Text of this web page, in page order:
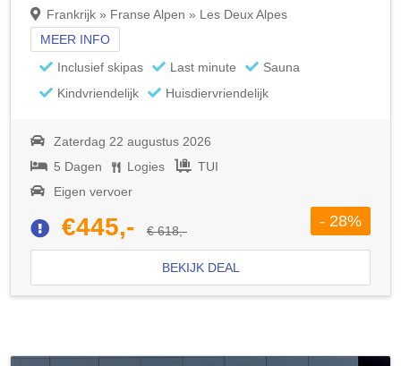
Frankrijk » Franse Alpen » Les Deux Alpes
MEER INFO
Inclusief skipas
Last minute
Sauna
Kindvriendelijk
Huisdiervriendelijk
Zaterdag 22 augustus 2026
5 Dagen
Logies
TUI
Eigen vervoer
€445,- € 618,-
- 28%
BEKIJK DEAL